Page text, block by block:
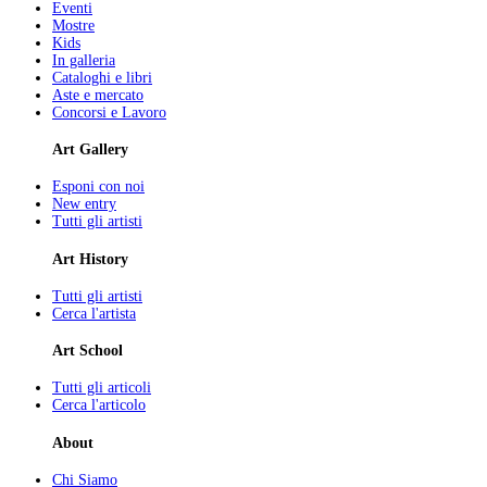
Eventi
Mostre
Kids
In galleria
Cataloghi e libri
Aste e mercato
Concorsi e Lavoro
Art Gallery
Esponi con noi
New entry
Tutti gli artisti
Art History
Tutti gli artisti
Cerca l'artista
Art School
Tutti gli articoli
Cerca l'articolo
About
Chi Siamo